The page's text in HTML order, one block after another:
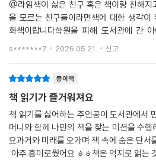
@라임책이 싫은 친구 혹은 책이랑 친해지
을 모르는 친구들이라면책에 대한 생각이
화책이랍니다학원을 피해 도서관에 간 아
할머니를 만나게 되죠땅콩 알레르기처럼
s*******7 2026.05.21. 신고
종이책
책 읽기가 즐거워져요
책 읽기를 싫어하는 주인공이 도서관에서
머니와 함께 나만의 책을 찾는 미션을 수행
요과거와 미래를 오가며 책 속에 숨은 단서
아주 흥미로웠어요 ㅎㅎ책은 억지로 읽는